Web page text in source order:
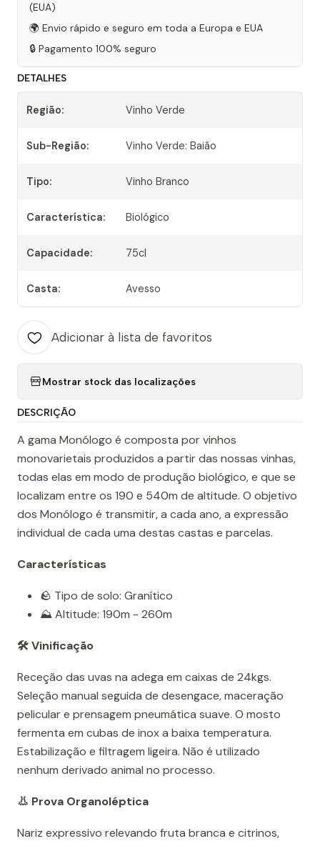
(EUA)
🌍 Envio rápido e seguro em toda a Europa e EUA
🔒 Pagamento 100% seguro
DETALHES
Região: Vinho Verde
Sub-Região: Vinho Verde: Baião
Tipo: Vinho Branco
Característica: Biológico
Capacidade: 75cl
Casta: Avesso
Adicionar à lista de favoritos
Mostrar stock das localizações
DESCRIÇÃO
A gama Monólogo é composta por vinhos
monovarietais produzidos a partir das nossas vinhas,
todas elas em modo de produção biológico, e que se
localizam entre os 190 e 540m de altitude. O objetivo
dos Monólogo é transmitir, a cada ano, a expressão
individual de cada uma destas castas e parcelas.
Características
🪨 Tipo de solo: Granítico
⛰️ Altitude: 190m - 260m
🛠️ Vinificação
Receção das uvas na adega em caixas de 24kgs.
Seleção manual seguida de desengace, maceração
pelicular e prensagem pneumática suave. O mosto
fermenta em cubas de inox a baixa temperatura.
Estabilização e filtragem ligeira. Não é utilizado
nenhum derivado animal no processo.
👃 Prova Organoléptica
Nariz expressivo relevando fruta branca e citrinos,